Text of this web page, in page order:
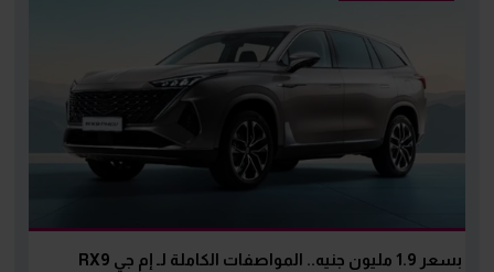
بسعر 1.9 مليون جنيه.. المواصفات الكاملة لـ إم جي RX9